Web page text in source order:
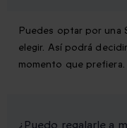
Puedes optar por una
elegir. Así podrá
momento que prefiera.